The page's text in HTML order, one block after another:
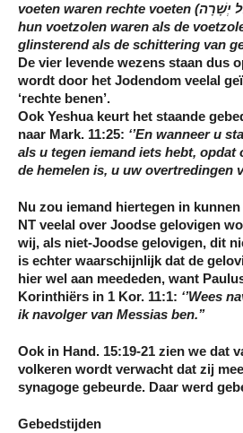
voeten waren rechte voeten (יְשָׁרָה
hun voetzolen waren als de
glinsterend als de schittering van
De vier levende wezens staan dus
wordt door het Jodendom veelal
‘rechte benen’.
Ook Yeshua keurt het staande
naar Mark. 11:25: ‘’En wanneer u
als u tegen iemand iets hebt, opdat
de hemelen is, u uw overtredingen
Nu zou iemand hiertegen in
NT veelal over Joodse gelovigen
wij, als niet-Joodse gelovigen, dit
is echter waarschijnlijk dat de
hier wel aan meededen, want
Korinthiërs in 1 Kor. 11:1: ‘’Wees
ik navolger van Messias ben.’’
Ook in Hand. 15:19-21 zien we dat
volkeren wordt verwacht dat zij
synagoge gebeurde. Daar werd
Gebedstijden